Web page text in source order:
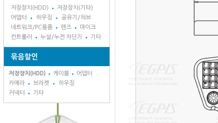
저장장치(HDD)
저장장치(기타)
어뎁터
하우징
공유기/허브
네트워크/PC용품
렌즈
마이크
컨트롤러
누설/누전 차단기 기타
묶음할인
저장장치(HDD) 케이블
어뎁터
카메라
브라켓
하우징
커넥터
기타